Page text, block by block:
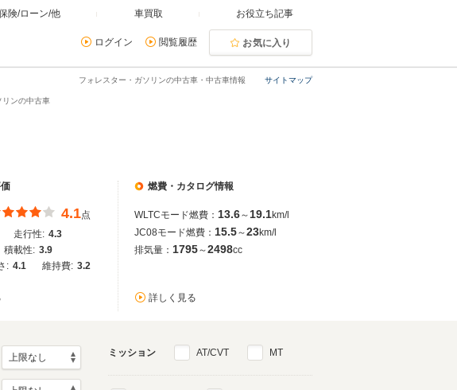
険/ローン/他 車買取 お役立ち記事
ログイン 閲覧履歴 お気に入り
サイトマップ
フォレスター・ガソリンの中古車・中古車情報
リンの中古車
4.1点
走行性: 4.3
積載性: 3.9
: 4.1 維持費: 3.2
燃費・カタログ情報
WLTCモード燃費： 13.6～ 19.1km/l
JC08モード燃費： 15.5～23km/l
排気量： 1795～2498cc
詳しく見る
ミッション AT/CVT MT